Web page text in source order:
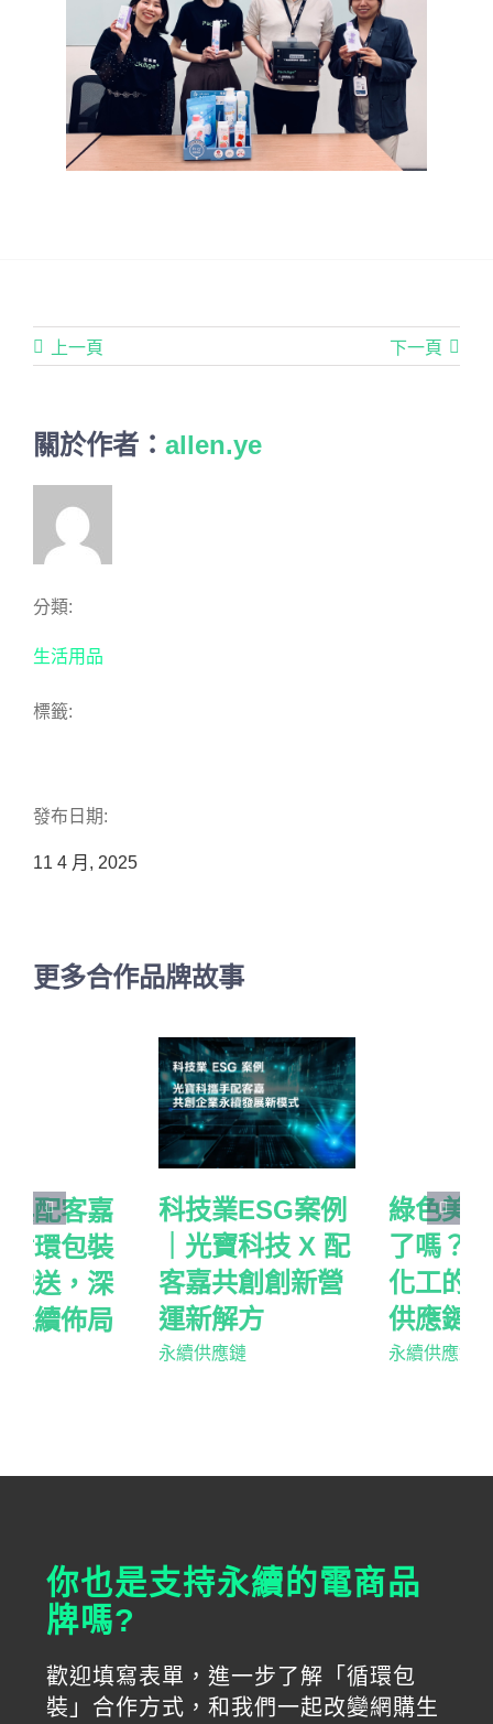
上一頁 下一頁
關於作者： allen.ye
分類:
生活用品
標籤:
發布日期:
11 4 月, 2025
更多合作品牌故事
科技業ESG案例
｜光寶科技 X 配
客嘉共創創新營
運新解方
綠色美妝，你+1
了嗎？搭上益美
化工的綠色美妝
供應鏈列車
你也是支持永續的電商品
牌嗎?
歡迎填寫表單，進一步了解「循環包
裝」合作方式，和我們一起改變網購生